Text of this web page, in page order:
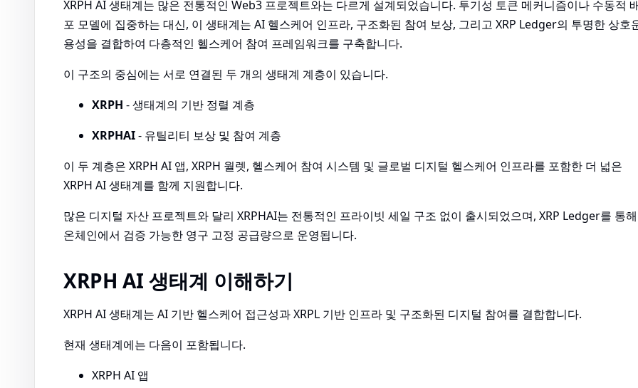
XRPH AI 생태계는 많은 전통적인 Web3 프로젝트와는 다르게 설계되었습니다. 투기성 토큰 메커니즘이나 수동적
포 모델에 집중하는 대신, 이 생태계는 AI 헬스케어 인프라, 구조화된 참여 보상, 그리고 XRP Ledger의 투명한 상호
용성을 결합하여 다층적인 헬스케어 참여 프레임워크를 구축합니다.
이 구조의 중심에는 서로 연결된 두 개의 생태계 계층이 있습니다.
XRPH - 생태계의 기반 정렬 계층
XRPHAI- 유틸리티 보상 및 참여 계층
이 두 계층은 XRPH AI 앱, XRPH 월렛, 헬스케어 참여 시스템 및 글로벌 디지털 헬스케어 인프라를 포함한 더 넓은
XRPH AI 생태계를 함께 지원합니다.
많은 디지털 자산 프로젝트와 달리 XRPHAI는 전통적인 프라이빗 세일 구조 없이 출시되었으며, XRP Ledger를 통해
온체인에서 검증 가능한 영구 고정 공급량으로 운영됩니다.
XRPH AI 생태계 이해하기
XRPH AI 생태계는 AI 기반 헬스케어 접근성과 XRPL 기반 인프라 및 구조화된 디지털 참여를 결합합니다.
현재 생태계에는 다음이 포함됩니다.
XRPH AI 앱